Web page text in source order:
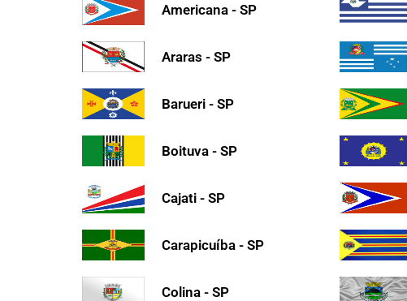
Americana - SP
Araras - SP
Barueri - SP
Boituva - SP
Cajati - SP
Carapicuíba - SP
Colina - SP